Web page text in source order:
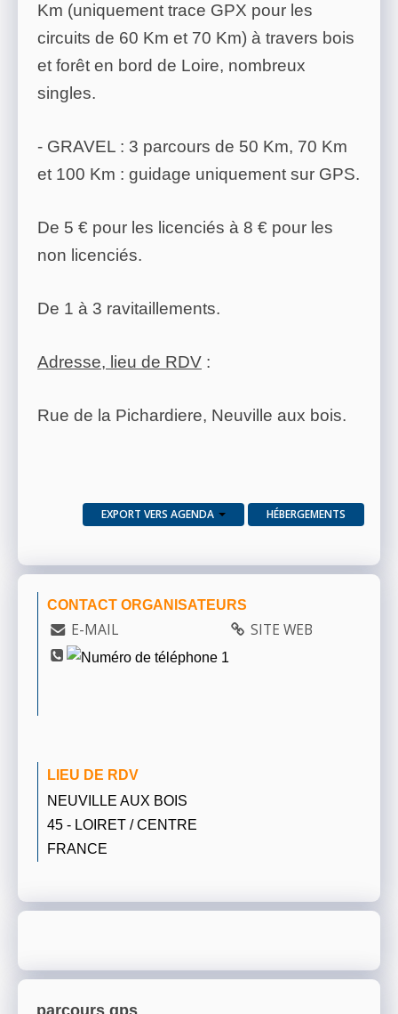
Km (uniquement trace GPX pour les
circuits de 60 Km et 70 Km) à travers bois
et forêt en bord de Loire, nombreux
singles.
- GRAVEL : 3 parcours de 50 Km, 70 Km
et 100 Km : guidage uniquement sur GPS.
De 5 € pour les licenciés à 8 € pour les
non licenciés.
De 1 à 3 ravitaillements.
Adresse, lieu de RDV :
Rue de la Pichardiere, Neuville aux bois.
EXPORT VERS AGENDA HÉBERGEMENTS
CONTACT ORGANISATEURS
E-MAIL SITE WEB
LIEU DE RDV
NEUVILLE AUX BOIS
45 - LOIRET / CENTRE
FRANCE
parcours gps